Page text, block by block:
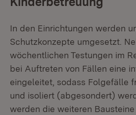
In den Einrichtungen werden
Schutzkonzepte umgesetzt.
wöchentlichen Testungen im
bei Auftreten von Fällen eine
eingeleitet, sodass Folgefälle
und isoliert (abgesondert)
werden die weiteren